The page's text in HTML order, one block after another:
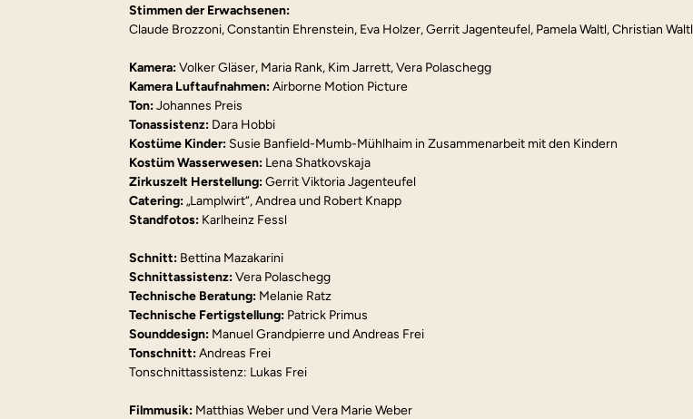
Stimmen der Erwachsenen:
Claude Brozzoni, Constantin Ehrenstein, Eva Holzer, Gerrit Jagenteufel, Pamela Waltl, Christian Waltl
Kamera: Volker Gläser, Maria Rank, Kim Jarrett, Vera Polaschegg
Kamera Luftaufnahmen: Airborne Motion Picture
Ton: Johannes Preis
Tonassistenz: Dara Hobbi
Kostüme Kinder: Susie Banfield-Mumb-Mühlhaim in Zusammenarbeit mit den Kindern
Kostüm Wasserwesen: Lena Shatkovskaja
Zirkuszelt Herstellung: Gerrit Viktoria Jagenteufel
Catering: „Lamplwirt“, Andrea und Robert Knapp
Standfotos: Karlheinz Fessl
Schnitt: Bettina Mazakarini
Schnittassistenz: Vera Polaschegg
Technische Beratung: Melanie Ratz
Technische Fertigstellung: Patrick Primus
Sounddesign: Manuel Grandpierre und Andreas Frei
Tonschnitt: Andreas Frei
Tonschnittassistenz: Lukas Frei
Filmmusik: Matthias Weber und Vera Marie Weber